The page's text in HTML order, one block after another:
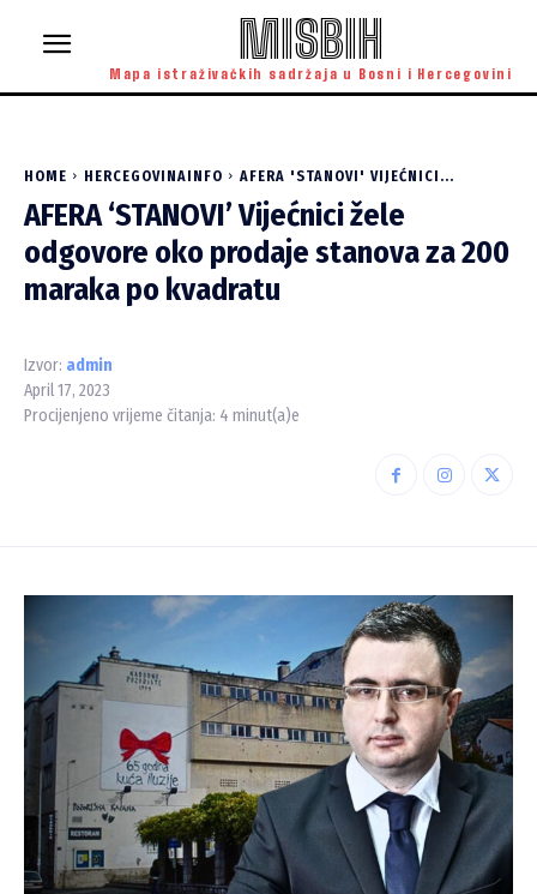
MISBIH
Mapa istraživačkih sadržaja u Bosni i Hercegovini
HOME HERCEGOVINAINFO AFERA 'STANOVI' VIJEĆNICI...
AFERA ‘STANOVI’ Vijećnici žele
odgovore oko prodaje stanova za 200
maraka po kvadratu
Izvor: admin
April 17, 2023
Procijenjeno vrijeme čitanja: 4 minut(a)e